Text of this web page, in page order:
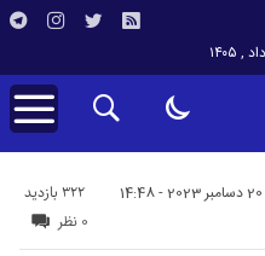
322 بازدید
0 نظر